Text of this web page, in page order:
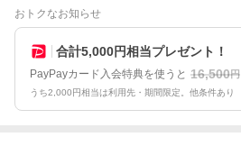
おトクなお知らせ
合計5,000円相当プレゼント！
PayPayカード入会特典を使うと 16,500円
うち2,000円相当は利用先・期間限定。他条件あり